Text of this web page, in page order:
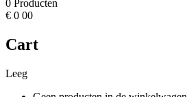
0 Producten
€ 0 00
Cart
Leeg